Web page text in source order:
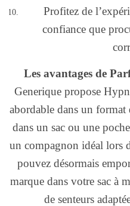
Profitez de
confiance que
Les avantages de
Generique propose
abordable dans un
dans un sac ou une
un compagnon idéal lors
pouvez désormais
marque dans votre sac à
de senteurs